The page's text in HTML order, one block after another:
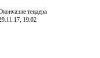
тендера
19:02